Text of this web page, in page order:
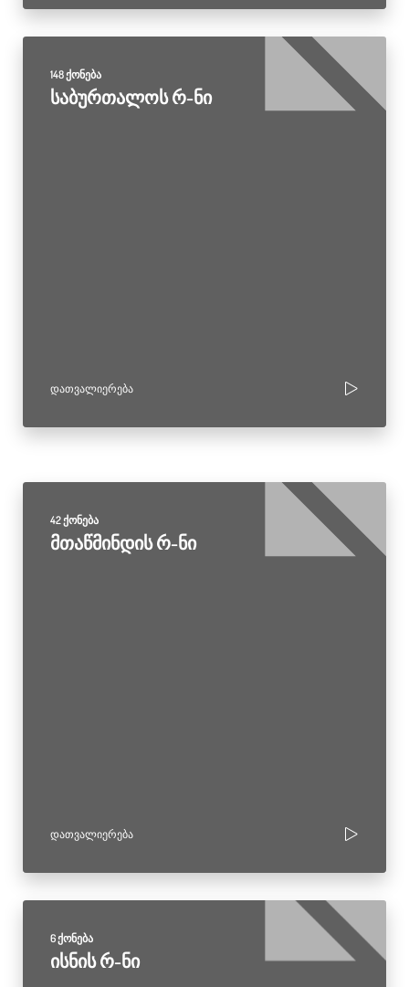
148 ქონება
საბურთალოს რ-ნი
ᲓᲐᲗᲕᲐᲚᲘᲔᲠᲔᲑᲐ
42 ქონება
მთაწმინდის რ-ნი
ᲓᲐᲗᲕᲐᲚᲘᲔᲠᲔᲑᲐ
6 ქონება
ისნის რ-ნი